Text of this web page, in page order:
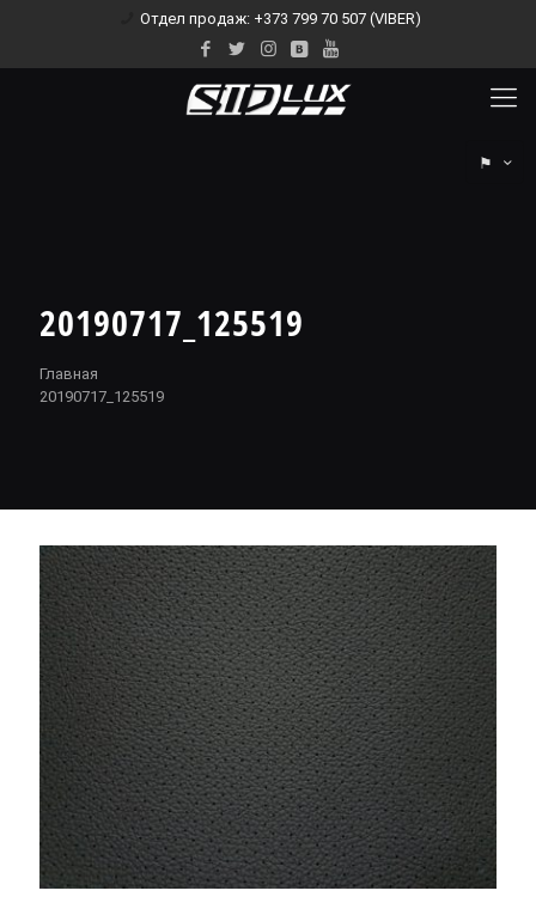
Отдел продаж: +373 799 70 507 (VIBER)
⚑
20190717_125519
Главная
20190717_125519